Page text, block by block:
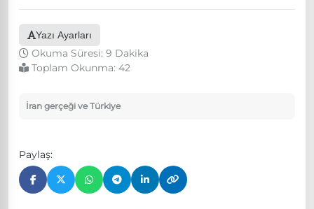
Yazı Ayarları
Okuma Süresi: 9 Dakika
Toplam Okunma: 42
İran gerçeği ve Türkiye
Paylaş: